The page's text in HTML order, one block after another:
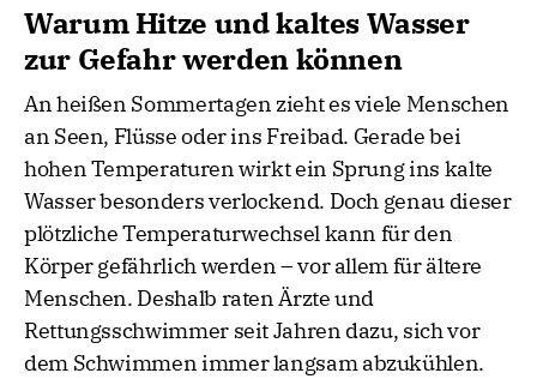
Warum Hitze und kaltes Wasser
zur Gefahr werden können
An heißen Sommertagen zieht es viele Menschen
an Seen, Flüsse oder ins Freibad. Gerade bei
hohen Temperaturen wirkt ein Sprung ins kalte
Wasser besonders verlockend. Doch genau dieser
plötzliche Temperaturwechsel kann für den
Körper gefährlich werden – vor allem für ältere
Menschen. Deshalb raten Ärzte und
Rettungsschwimmer seit Jahren dazu, sich vor
dem Schwimmen immer langsam abzukühlen.